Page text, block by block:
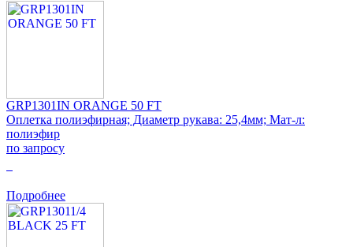
GRP1301IN ORANGE 50 FT
Оплетка полиэфирная; Диаметр рукава: 25,4мм; Мат-л:
полиэфир
по запросу
Подробнее